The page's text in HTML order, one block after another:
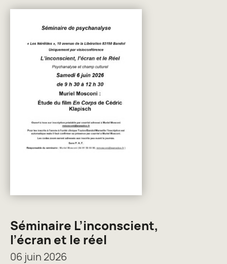
Séminaire L’inconscient,
l’écran et le réel
06 juin 2026